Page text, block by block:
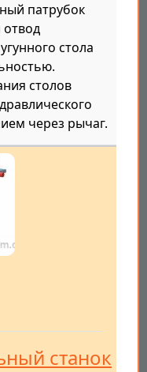
патрубок
стола
столов
через рычаг.
станок